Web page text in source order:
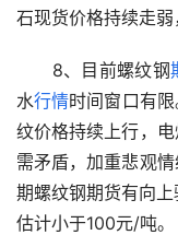
石现货价格持续走弱
8、目前螺纹钢
水行情时间窗口有
纹价格持续上行，
需矛盾，加重悲观
期螺纹钢期货有向
估计小于100元/吨。